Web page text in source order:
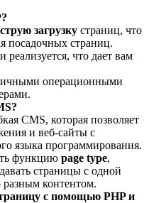
загрузку страниц, что
посадочных страниц.
реализуется, что дает вам
операционными
CMS, которая позволяет
и веб-сайты с
языка программирования.
функцию page type,
страницы с одной
контентом.
с помощью PHP и